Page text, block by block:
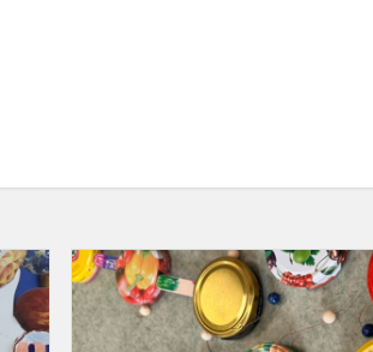
Žemės
diena
2026